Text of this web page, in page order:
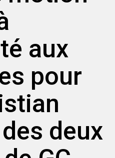
aux
pour
deux